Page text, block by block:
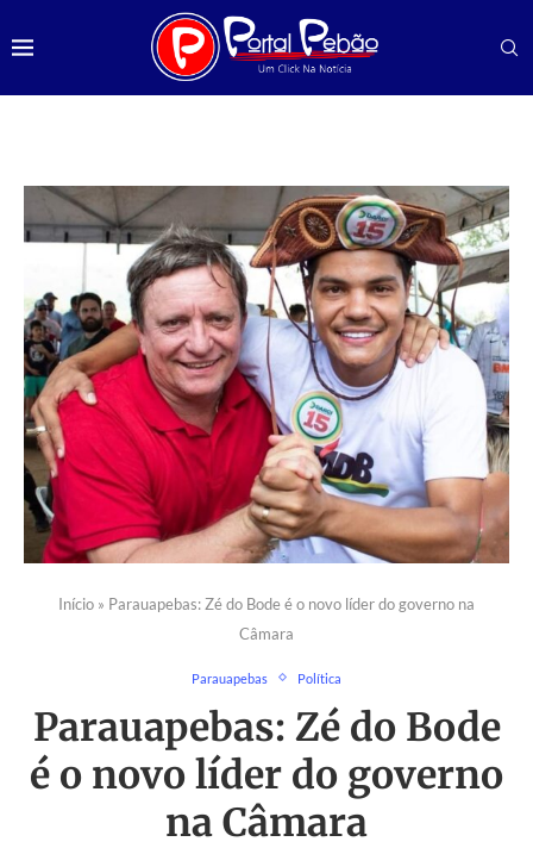
Início » Parauapebas: Zé do Bode é o novo líder do governo na
Câmara
Parauapebas Política
Parauapebas: Zé do Bode
é o novo líder do governo
na Câmara